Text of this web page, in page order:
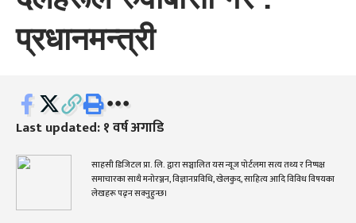
प्रधानमन्त्री
Last updated: १ वर्ष अगाडि
साहसी डिजिटल प्रा. लि. द्वारा सञ्चालित यस न्यूज पोर्टलमा सत्य तथ्य र निष्पक्ष
समाचारका साथै मनोरञ्जन, विज्ञानप्रविधि, खेलकुद, साहित्य आदि विविध विषयका
लेखहरू पढ्न सक्नुहुन्छ।